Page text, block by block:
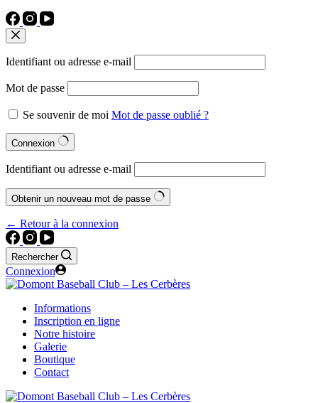
Identifiant ou adresse e-mail
Mot de passe
Se souvenir de moi Mot de passe oublié ?
Connexion
Identifiant ou adresse e-mail
Obtenir un nouveau mot de passe
← Retour à la connexion
Rechercher
Connexion
Informations
Inscription en ligne
Notre histoire
Galerie
Boutique
Contact